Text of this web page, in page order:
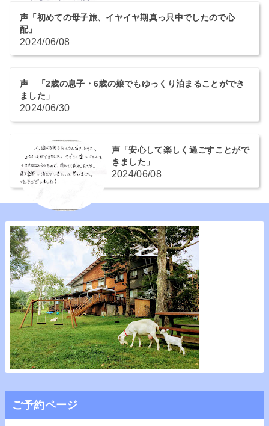
声「初めての母子旅、イヤイヤ期真っ只中でしたので心
配」
2024/06/08
声 「2歳の息子・6歳の娘でもゆっくり泊まることができ
ました」
2024/06/30
声「安心して楽しく過ごすことがで
きました」
2024/06/08
ご予約ページ